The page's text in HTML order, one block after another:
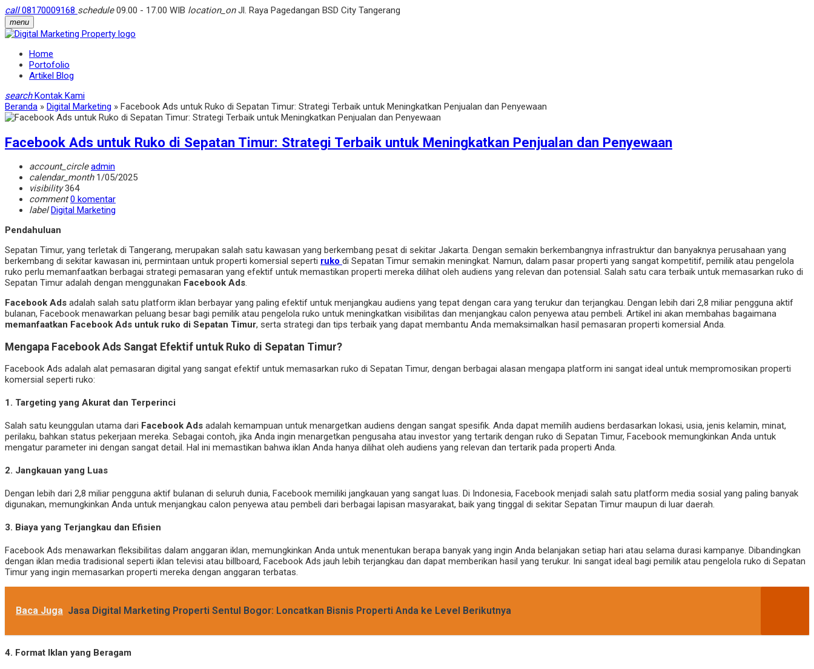
call08170009168 schedule09.00 - 17.00 WIB location_onJl. Raya Pagedangan BSD City Tangerang
menu
Home
Portofolio
Artikel Blog
search Kontak Kami
Beranda » Digital Marketing » Facebook Ads untuk Ruko di Sepatan Timur: Strategi Terbaik untuk Meningkatkan Penjualan dan Penyewaan
Facebook Ads untuk Ruko di Sepatan Timur: Strategi Terbaik untuk Meningkatkan Penjualan dan Penyewaan
account_circle admin
calendar_month1/05/2025
visibility364
comment 0 komentar
label Digital Marketing
Pendahuluan
Sepatan Timur, yang terletak di Tangerang, merupakan salah satu kawasan yang berkembang pesat di sekitar Jakarta. Dengan semakin berkembangnya infrastruktur dan banyaknya perusahaan yang
berkembang di sekitar kawasan ini, permintaan untuk properti komersial seperti ruko di Sepatan Timur semakin meningkat. Namun, dalam pasar properti yang sangat kompetitif, pemilik atau pengelola
ruko perlu memanfaatkan berbagai strategi pemasaran yang efektif untuk memastikan properti mereka dilihat oleh audiens yang relevan dan potensial. Salah satu cara terbaik untuk memasarkan ruko di
Sepatan Timur adalah dengan menggunakan Facebook Ads.
Facebook Ads adalah salah satu platform iklan berbayar yang paling efektif untuk menjangkau audiens yang tepat dengan cara yang terukur dan terjangkau. Dengan lebih dari 2,8 miliar pengguna aktif
bulanan, Facebook menawarkan peluang besar bagi pemilik atau pengelola ruko untuk meningkatkan visibilitas dan menjangkau calon penyewa atau pembeli. Artikel ini akan membahas bagaimana
memanfaatkan Facebook Ads untuk ruko di Sepatan Timur, serta strategi dan tips terbaik yang dapat membantu Anda memaksimalkan hasil pemasaran properti komersial Anda.
Mengapa Facebook Ads Sangat Efektif untuk Ruko di Sepatan Timur?
Facebook Ads adalah alat pemasaran digital yang sangat efektif untuk memasarkan ruko di Sepatan Timur, dengan berbagai alasan mengapa platform ini sangat ideal untuk mempromosikan properti
komersial seperti ruko:
1. Targeting yang Akurat dan Terperinci
Salah satu keunggulan utama dari Facebook Ads adalah kemampuan untuk menargetkan audiens dengan sangat spesifik. Anda dapat memilih audiens berdasarkan lokasi, usia, jenis kelamin, minat,
perilaku, bahkan status pekerjaan mereka. Sebagai contoh, jika Anda ingin menargetkan pengusaha atau investor yang tertarik dengan ruko di Sepatan Timur, Facebook memungkinkan Anda untuk
mengatur parameter ini dengan sangat detail. Hal ini memastikan bahwa iklan Anda hanya dilihat oleh audiens yang relevan dan tertarik pada properti Anda.
2. Jangkauan yang Luas
Dengan lebih dari 2,8 miliar pengguna aktif bulanan di seluruh dunia, Facebook memiliki jangkauan yang sangat luas. Di Indonesia, Facebook menjadi salah satu platform media sosial yang paling banyak
digunakan, memungkinkan Anda untuk menjangkau calon penyewa atau pembeli dari berbagai lapisan masyarakat, baik yang tinggal di sekitar Sepatan Timur maupun di luar daerah.
3. Biaya yang Terjangkau dan Efisien
Facebook Ads menawarkan fleksibilitas dalam anggaran iklan, memungkinkan Anda untuk menentukan berapa banyak yang ingin Anda belanjakan setiap hari atau selama durasi kampanye. Dibandingkan
dengan iklan media tradisional seperti iklan televisi atau billboard, Facebook Ads jauh lebih terjangkau dan dapat memberikan hasil yang terukur. Ini sangat ideal bagi pemilik atau pengelola ruko di Sepatan
Timur yang ingin memasarkan properti mereka dengan anggaran terbatas.
Baca Juga Jasa Digital Marketing Properti Sentul Bogor: Loncatkan Bisnis Properti Anda ke Level Berikutnya
4. Format Iklan yang Beragam